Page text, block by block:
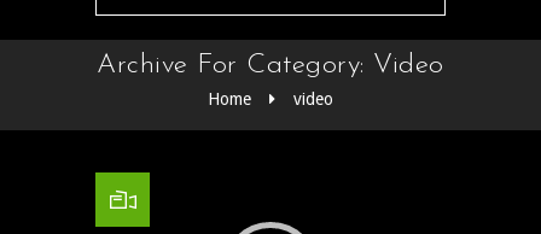
Archive For Category: Video
Home video
Video Player